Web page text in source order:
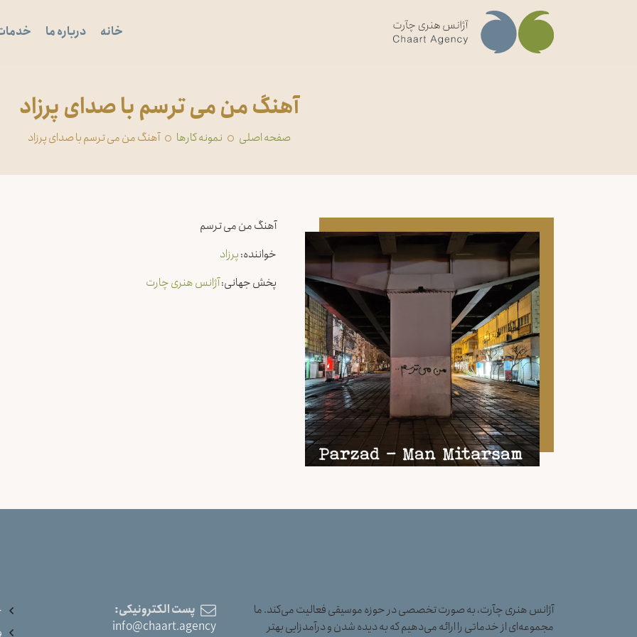
خانه درباره ما
آهنگ من می ترسم با صدای پرزاد
صفحه اصلی ‏نمونه کارها آهنگ من می ترسم با صدای پرزاد
آهنگ من می ترسم
خواننده:پرزاد
پخش جهانی:آژانس هنری چارت
آژانس هنری چآرت، به صورت تخصصی در حوزه موسیقی فعالیت می‌کند. ما
مجموعه‌ای از خدماتی را ارائه می‌دهیم که به دیده شدن و درآمدزایی بهتر
پست الکترونیکی:
info@chaart.agency